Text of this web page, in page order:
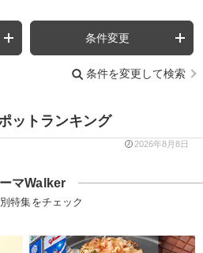
条件変更
条件を変更して検索
ットランキング
2026年8月8日
マWalker
特集をチェック